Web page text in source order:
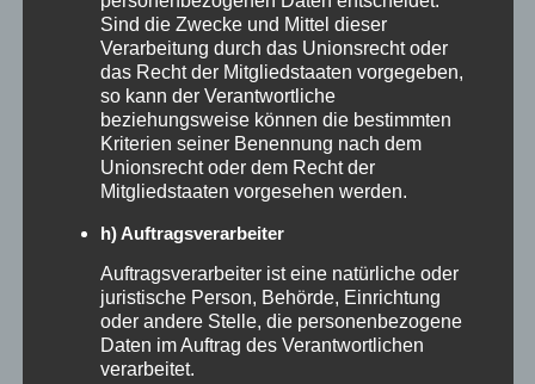
Gerade bei Nutzungsrechten passieren in der
Praxis viele Fehler. Klären Sie schriftlich,
wie lange und in welchem UmfangSie
Fotos oder Videos nutzen dürfen. Organische
Social-Media-Nutzung ist etwas anderes als
bezahlte Anzeigen. Auch Bearbeitung,
Untertitel, Format-Anpassungen und
Namensnennung sollten geregelt sein. Bei
Sind die Zwecke und Mittel dieser
Verarbeitung durch das Unionsrecht oder
das Recht der Mitgliedstaaten vorgegeben,
so kann der Verantwortliche
beziehungsweise können die bestimmten
Kriterien seiner Benennung nach dem
Unionsrecht oder dem Recht der
Mitgliedstaaten vorgesehen werden.
h) Auftragsverarbeiter
Auftragsverarbeiter ist eine natürliche oder
juristische Person, Behörde, Einrichtung
oder andere Stelle, die personenbezogene
Daten im Auftrag des Verantwortlichen
verarbeitet.